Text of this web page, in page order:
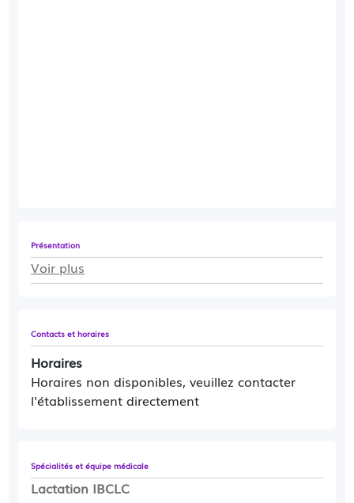
Présentation
Voir plus
Contacts et horaires
Horaires
Horaires non disponibles, veuillez contacter
l'établissement directement
Spécialités et équipe médicale
Lactation IBCLC